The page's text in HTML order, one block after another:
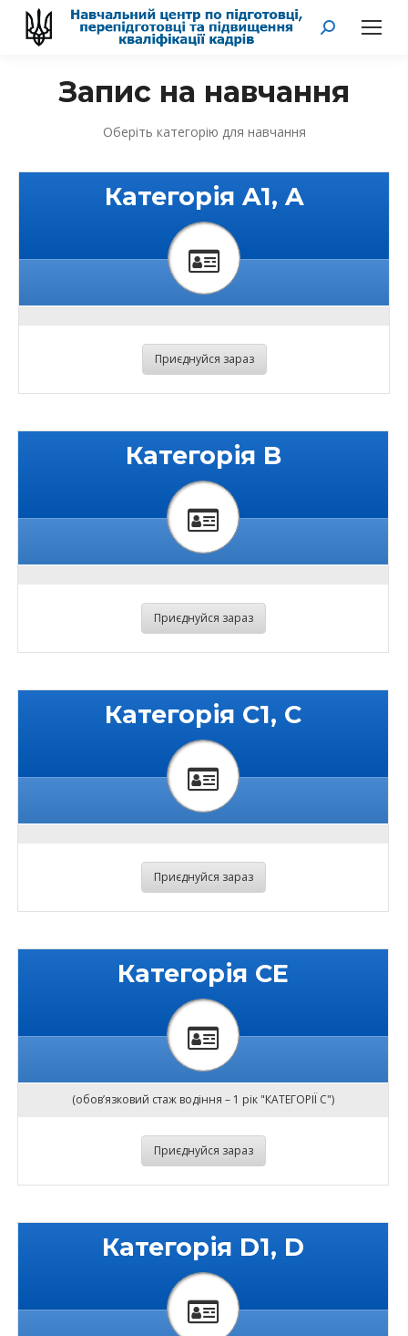
Search:
Запис на навчання
Оберіть категорію для навчання
Категорія A1, A
Приєднуйся зараз
Категорія B
Приєднуйся зараз
Категорія C1, C
Приєднуйся зараз
Категорія CE
(обов’язковий стаж водіння – 1 рік "КАТЕГОРІЇ С")
Приєднуйся зараз
Категорія D1, D